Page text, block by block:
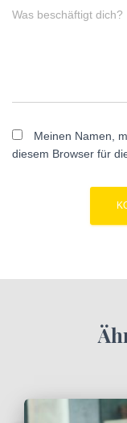
Was beschäftigt dich?
Meinen Namen,
diesem Browser für